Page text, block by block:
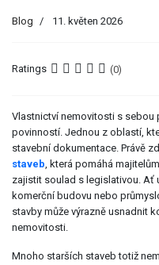
Blog 11. květen 2026
Ratings (0)
Vlastnictví nemovitosti s sebou
povinností. Jednou z oblastí,
stavební dokumentace. Právě
staveb, která pomáhá
zajistit soulad s legislativou. Ať
komerční budovu nebo
stavby může výrazně usnadnit
nemovitosti.
Mnoho starších staveb totiž